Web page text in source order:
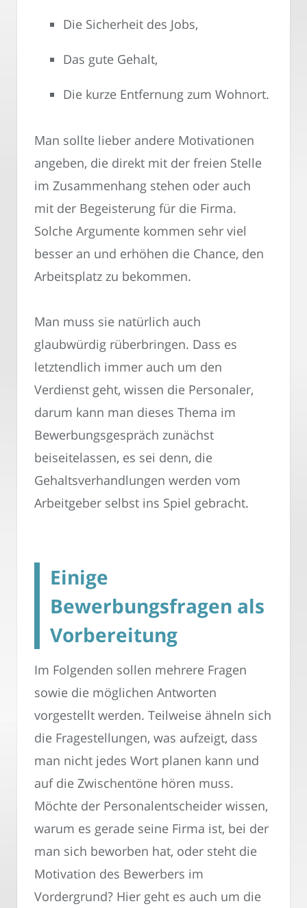
Die Sicherheit des Jobs,
Das gute Gehalt,
Die kurze Entfernung zum Wohnort.
Man sollte lieber andere Motivationen
angeben, die direkt mit der freien Stelle
im Zusammenhang stehen oder auch
mit der Begeisterung für die Firma.
Solche Argumente kommen sehr viel
besser an und erhöhen die Chance, den
Arbeitsplatz zu bekommen.
Man muss sie natürlich auch
glaubwürdig rüberbringen. Dass es
letztendlich immer auch um den
Verdienst geht, wissen die Personaler,
darum kann man dieses Thema im
Bewerbungsgespräch zunächst
beiseitelassen, es sei denn, die
Gehaltsverhandlungen werden vom
Arbeitgeber selbst ins Spiel gebracht.
Einige
Bewerbungsfragen als
Vorbereitung
Im Folgenden sollen mehrere Fragen
sowie die möglichen Antworten
vorgestellt werden. Teilweise ähneln sich
die Fragestellungen, was aufzeigt, dass
man nicht jedes Wort planen kann und
auf die Zwischentöne hören muss.
Möchte der Personalentscheider wissen,
warum es gerade seine Firma ist, bei der
man sich beworben hat, oder steht die
Motivation des Bewerbers im
Vordergrund? Hier geht es auch um die